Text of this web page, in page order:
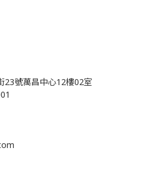
23號萬昌中心12樓02室